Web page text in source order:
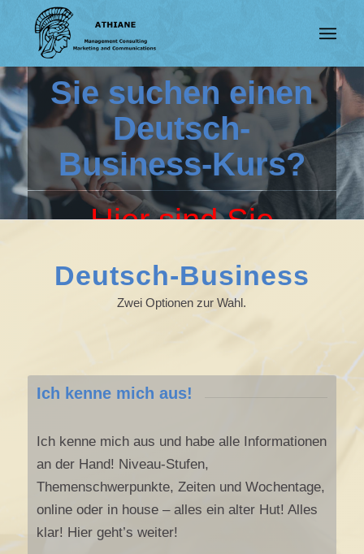
Sie suchen einen
Deutsch-
Business-Kurs?
Hier sind Sie
richtig!
Wir machen nur
Deutsch-Business
Zwei Optionen zur Wahl.
Ich kenne mich aus!
Ich kenne mich aus und habe alle Informationen
an der Hand! Niveau-Stufen,
Themenschwerpunkte, Zeiten und Wochentage,
online oder in house – alles ein alter Hut! Alles
klar! Hier geht’s weiter!